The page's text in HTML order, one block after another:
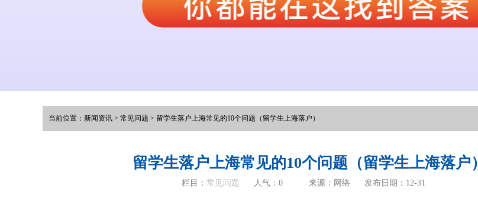
当前位置： 新闻资讯 > 常见问题 > 留学生落户上海常见的10个问题（留学生上海落户）
留学生落户上海常见的10个问题（留学生上海落户）
栏目： 常见问题 人气： 0 来源：网络 发布日期：12-31